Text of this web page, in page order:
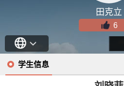
田克立
6
学生信息